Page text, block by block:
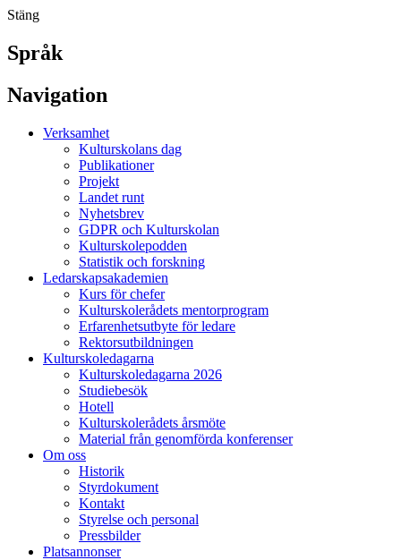
Stäng
Språk
Navigation
Verksamhet
Kulturskolans dag
Publikationer
Projekt
Landet runt
Nyhetsbrev
GDPR och Kulturskolan
Kulturskolepodden
Statistik och forskning
Ledarskapsakademien
Kurs för chefer
Kulturskolerådets mentorprogram
Erfarenhetsutbyte för ledare
Rektorsutbildningen
Kulturskoledagarna
Kulturskoledagarna 2026
Studiebesök
Hotell
Kulturskolerådets årsmöte
Material från genomförda konferenser
Om oss
Historik
Styrdokument
Kontakt
Styrelse och personal
Pressbilder
Platsannonser